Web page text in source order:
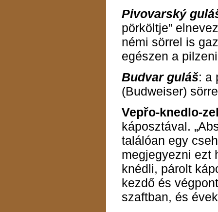
Pivovarský
pörköltje”
némi sörrel is
egészen a
Budvar guláš: a
(Budweiser)
Vepřo-knedlo-
káposztával.
találóan egy
megjegyezni ezt
knédli, párolt
kezdő és
szaftban, és